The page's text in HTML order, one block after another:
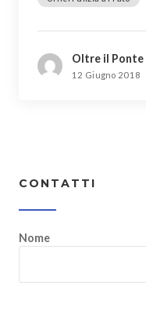
Oltre il Ponte
12 Giugno 2018
CONTATTI
Nome